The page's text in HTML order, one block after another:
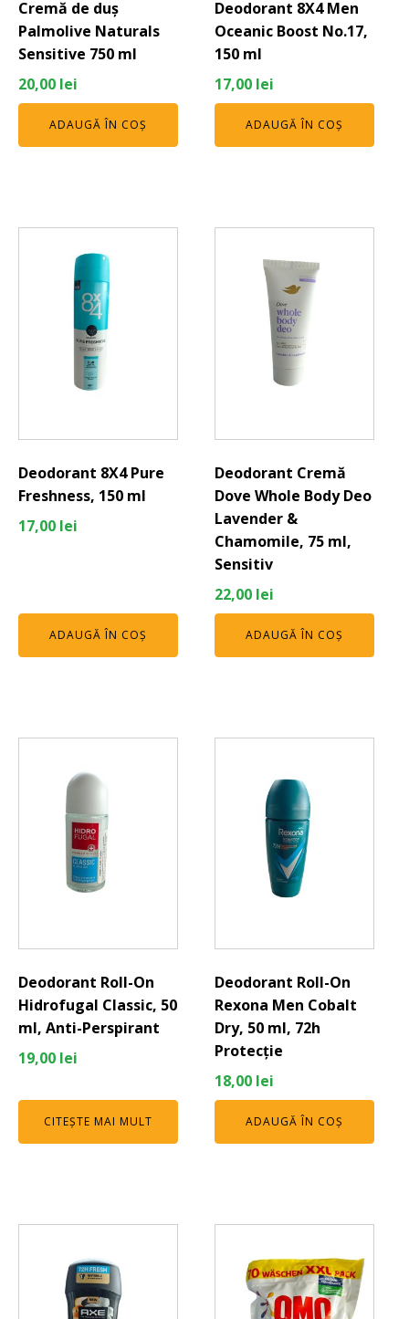
Cremă de duș
Palmolive Naturals
Sensitive 750 ml
20,00 lei
ADAUGĂ ÎN COȘ
Deodorant 8X4 Men
Oceanic Boost No.17,
150 ml
17,00 lei
ADAUGĂ ÎN COȘ
Deodorant 8X4 Pure
Freshness, 150 ml
17,00 lei
ADAUGĂ ÎN COȘ
Deodorant Cremă
Dove Whole Body Deo
Lavender &
Chamomile, 75 ml,
Sensitiv
22,00 lei
ADAUGĂ ÎN COȘ
Deodorant Roll-On
Hidrofugal Classic, 50
ml, Anti-Perspirant
19,00 lei
CITEȘTE MAI MULT
Deodorant Roll-On
Rexona Men Cobalt
Dry, 50 ml, 72h
Protecție
18,00 lei
ADAUGĂ ÎN COȘ